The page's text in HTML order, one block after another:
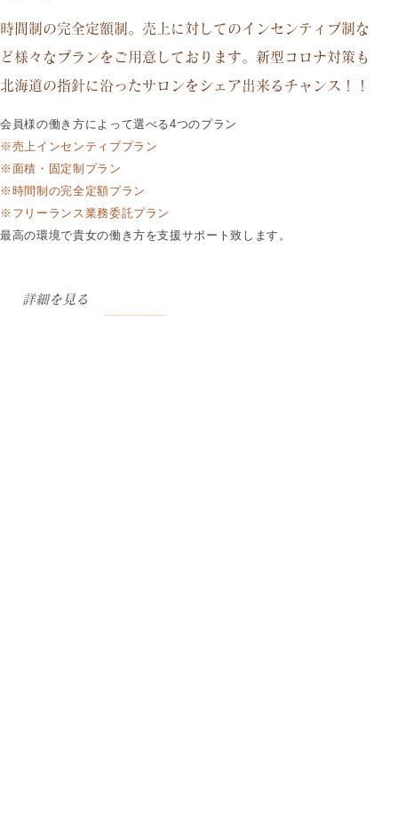
​時間制の完全定額制。売上に対してのインセンティブ制な
ど様々なプランをご用意しております。新型コロナ対策も
北海道の指針に沿ったサロンをシェア出来るチャンス！！
会員様の働き方によって選べる4つのプラン
※売上インセンティブプラン
※面積・固定制プラン
※時間制の完全定額プラン
※フリーランス業務委託プラン
最高の環境で貴女の働き方を支援サポート致します。
詳細を見る